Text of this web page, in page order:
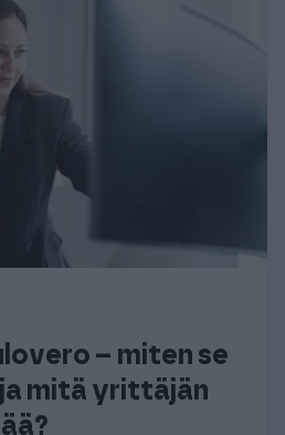
– miten se
mitä yrittäjän